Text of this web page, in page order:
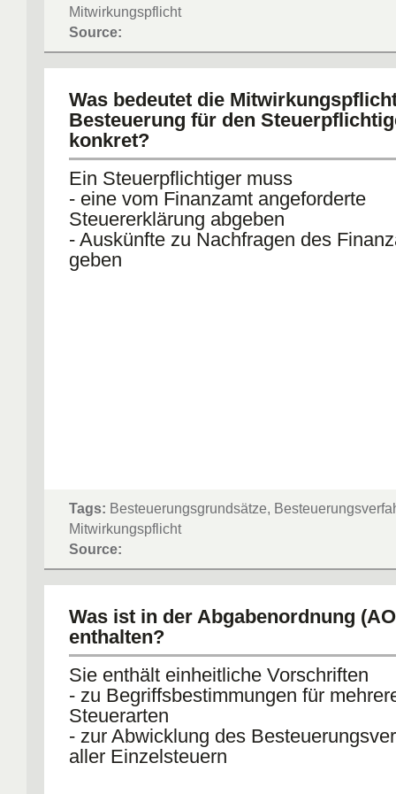
Mitwirkungspflicht
Source:
Was bedeutet die
Besteuerung für den
konkret?
Ein Steuerpflichtiger muss
- eine vom Finanzamt angeforderte
Steuererklärung abgeben
- Auskünfte zu Nachfragen des
geben
Tags: Besteuerungsgrundsätze,
Mitwirkungspflicht
Source:
Was ist in der Abgabenordnung
enthalten?
Sie enthält einheitliche Vorschriften
- zu Begriffsbestimmungen für
Steuerarten
- zur Abwicklung des
aller Einzelsteuern